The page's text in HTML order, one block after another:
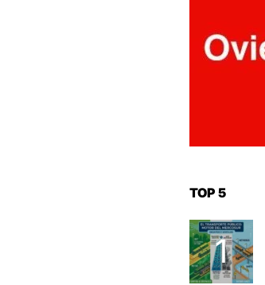
TOP 5